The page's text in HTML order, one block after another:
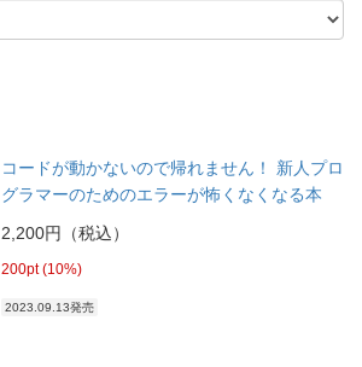
コードが動かないので帰れません！ 新人プロ
グラマーのためのエラーが怖くなくなる本
2,200円（税込）
200pt (10%)
2023.09.13発売